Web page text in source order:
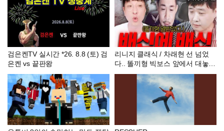
검은켄TV 실시간 *26. 8.8 (토) 검
은켄 vs 끝판왕
리니지 클래식 / 차래현 선 넘었
다.. 똘끼형 빅보스 앞에서 대놓고
배신 때리는 차래현 ㅋㅋ(ft 똘끼
빅보스)